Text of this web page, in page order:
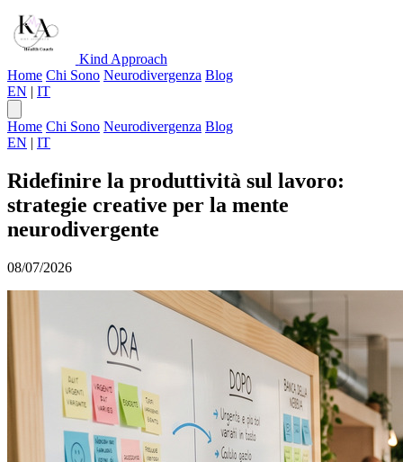
Kind Approach
Home Chi Sono Neurodivergenza Blog
EN | IT
Home Chi Sono Neurodivergenza Blog
EN | IT
Ridefinire la produttività sul lavoro:
strategie creative per la mente
neurodivergente
08/07/2026